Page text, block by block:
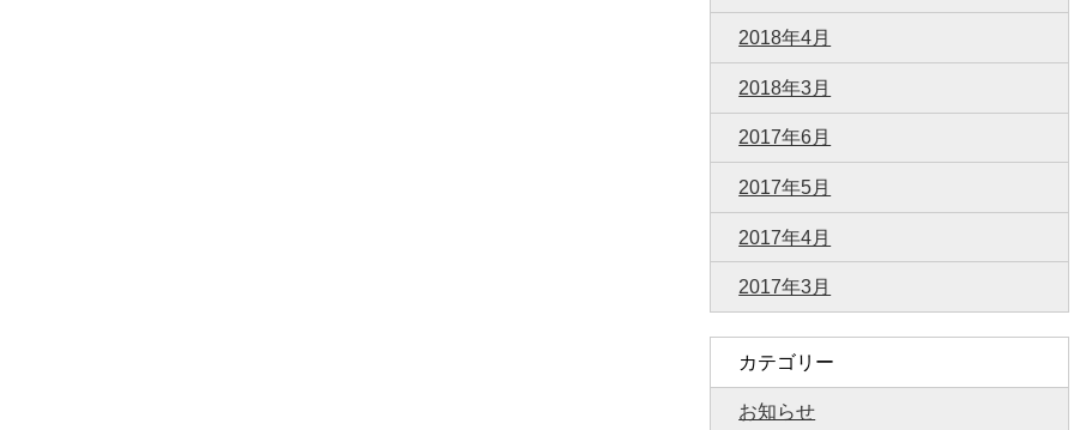
2018年4月
2018年3月
2017年6月
2017年5月
2017年4月
2017年3月
カテゴリー
お知らせ